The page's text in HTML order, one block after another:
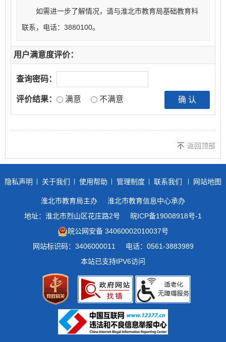
如需进一步了解情况，请与淮北市教育局基础教育科
联系，电话：3880100。
用户满意度评价：
查询密码：
评价结果： 满意 不满意
返回顶部
隐私声明 关于我们 使用帮助 管理制度 联系我们 网站地图
淮北市教育局主办
淮北市教育信息中心承办
地址：淮北市烈山区花庄路2号
皖ICP备19008918号-1
皖公网安备 34060002010037号
网站标识码：3406000011
电话：0561-3883989
本站已支持IPV6访问